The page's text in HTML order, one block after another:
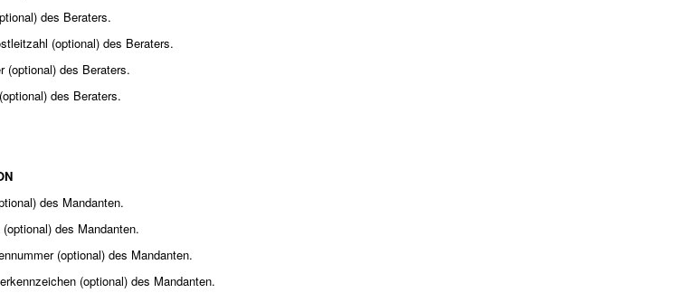
des Beraters.
(optional) des Beraters.
(optional) des Beraters.
des Beraters.
des Mandanten.
(optional) des Mandanten.
(optional) des Mandanten.
(optional) des Mandanten.